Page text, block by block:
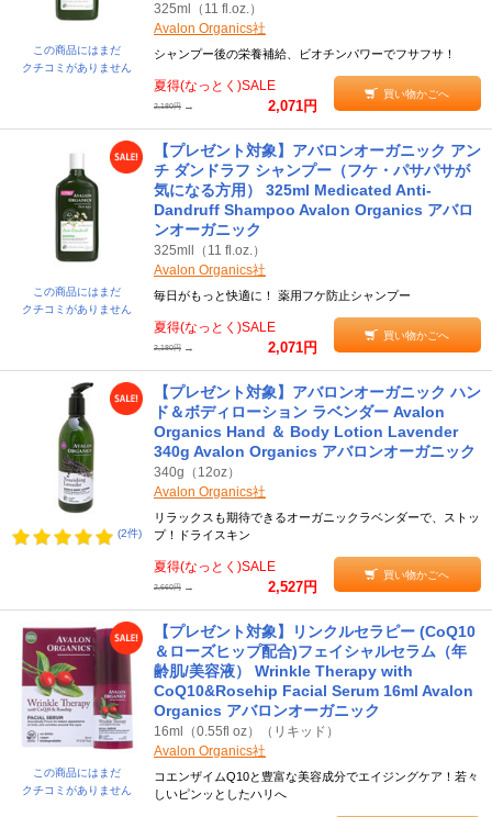
この商品にはまだ
クチコミがありません
325ml（11 fl.oz.）
Avalon Organics社
シャンプー後の栄養補給、ビオチンパワーでフサフサ！
夏得(なっとく)SALE
2,180円 → 2,071円
買い物かごへ
この商品にはまだ
クチコミがありません
【プレゼント対象】アバロンオーガニック アン
チ ダンドラフ シャンプー（フケ・パサパサが
気になる方用） 325ml Medicated Anti-
Dandruff Shampoo Avalon Organics アバロ
ンオーガニック
325mll（11 fl.oz.）
Avalon Organics社
毎日がもっと快適に！ 薬用フケ防止シャンプー
夏得(なっとく)SALE
2,180円 → 2,071円
買い物かごへ
(2件)
【プレゼント対象】アバロンオーガニック ハン
ド＆ボディローション ラベンダー Avalon
Organics Hand ＆ Body Lotion Lavender
340g Avalon Organics アバロンオーガニック
340g（12oz）
Avalon Organics社
リラックスも期待できるオーガニックラベンダーで、ストッ
プ！ドライスキン
夏得(なっとく)SALE
2,660円 → 2,527円
買い物かごへ
この商品にはまだ
クチコミがありません
【プレゼント対象】リンクルセラピー (CoQ10
＆ローズヒップ配合)フェイシャルセラム（年
齢肌/美容液） Wrinkle Therapy with
CoQ10&Rosehip Facial Serum 16ml Avalon
Organics アバロンオーガニック
16ml（0.55fl oz）（リキッド）
Avalon Organics社
コエンザイムQ10と豊富な美容成分でエイジングケア！若々
しいピンッとしたハリへ